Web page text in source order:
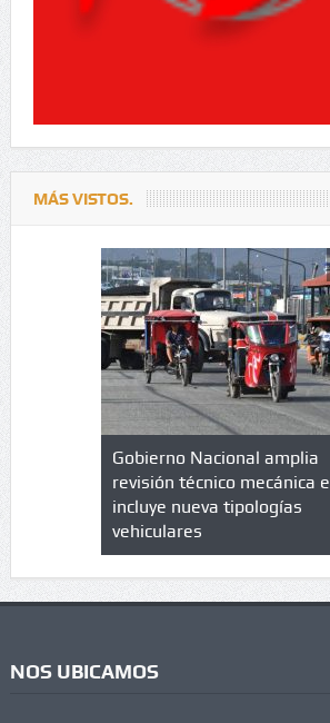
MÁS VISTOS.
en
Gobierno Nacional amplia
revisión técnico mecánica e
incluye nueva tipologías
vehiculares
NOS UBICAMOS